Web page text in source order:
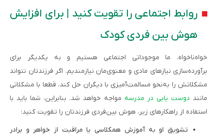
روابط اجتماعی را تقویت کنید | برای افزایش
هوش بین فردی کودک
خواه‌ناخواه، ما موجوداتی اجتماعی هستیم و به‌ یکدیگر برای
برآورده‌سازی نیازهای مادی و معنوی‌مان نیازمندیم. اگر فرزندتان نتواند
مشکلاتش را به‌‌نحو مسالمت‌آمیزی با دیگران حل کند، قطعا با مشکلاتی
مانند دوست یابی در مدرسه مواجه خواهد شد. بنابراین، شما باید با
استفاده از راهکارهای زیر، هوش بین‌فردی فرزندتان را تقویت کنید:
تشویق او به آموزش همکلاسی یا مراقبت از خواهر و برادر